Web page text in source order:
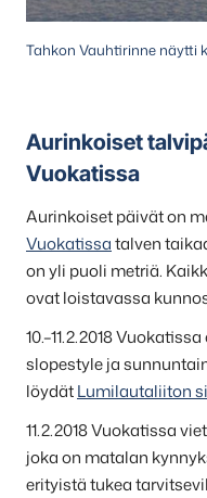
Tahkon Vauhtirinne näytti
Aurinkoiset
Vuokatissa
Aurinkoiset päivät on
Vuokatissatalven
on yli puoli metriä.
ovat loistavassa
10.–11.2.2018
slopestyle ja
löydätLumilautaliiton
11.2.2018 Vuokatissa
joka on matalan
erityistä tukea